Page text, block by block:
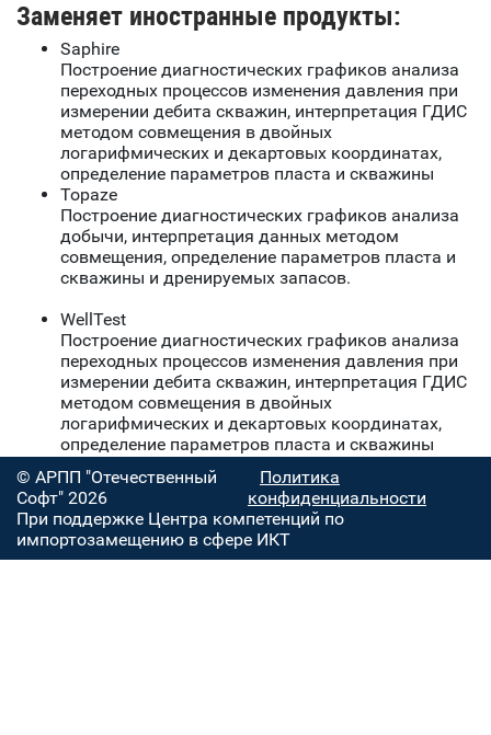
Заменяет иностранные продукты:
Saphire
Построение диагностических графиков анализа
переходных процессов изменения давления при
измерении дебита скважин, интерпретация ГДИС
методом совмещения в двойных
логарифмических и декартовых координатах,
определение параметров пласта и скважины
Topaze
Построение диагностических графиков анализа
добычи, интерпретация данных методом
совмещения, определение параметров пласта и
скважины и дренируемых запасов.
WellTest
Построение диагностических графиков анализа
переходных процессов изменения давления при
измерении дебита скважин, интерпретация ГДИС
методом совмещения в двойных
логарифмических и декартовых координатах,
определение параметров пласта и скважины
© АРПП "Отечественный
Софт" 2026
Политика
конфиденциальности
При поддержке Центра компетенций по
импортозамещению в сфере ИКТ